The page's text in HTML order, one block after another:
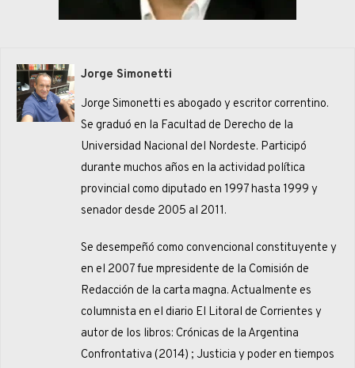
Jorge Simonetti
Jorge Simonetti es abogado y escritor correntino.
Se graduó en la Facultad de Derecho de la
Universidad Nacional del Nordeste. Participó
durante muchos años en la actividad política
provincial como diputado en 1997 hasta 1999 y
senador desde 2005 al 2011.
Se desempeñó como convencional constituyente y
en el 2007 fue mpresidente de la Comisión de
Redacción de la carta magna. Actualmente es
columnista en el diario El Litoral de Corrientes y
autor de los libros: Crónicas de la Argentina
Confrontativa (2014) ; Justicia y poder en tiempos